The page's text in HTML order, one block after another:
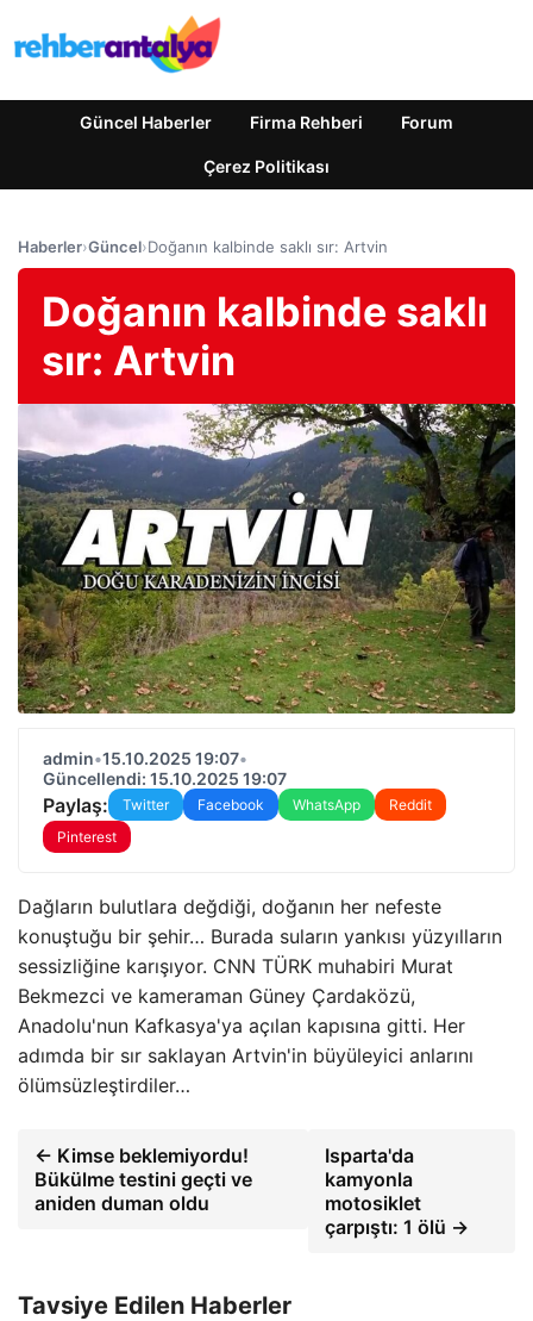
Güncel Haberler Firma Rehberi Forum
Çerez Politikası
Haberler›Güncel›Doğanın kalbinde saklı sır: Artvin
Doğanın kalbinde saklı
sır: Artvin
admin•15.10.2025 19:07•
Güncellendi: 15.10.2025 19:07
Paylaş: Twitter Facebook WhatsApp
Reddit
Pinterest
Dağların bulutlara değdiği, doğanın her nefeste
konuştuğu bir şehir… Burada suların yankısı yüzyılların
sessizliğine karışıyor. CNN TÜRK muhabiri Murat
Bekmezci ve kameraman Güney Çardaközü,
Anadolu'nun Kafkasya'ya açılan kapısına gitti. Her
adımda bir sır saklayan Artvin'in büyüleyici anlarını
ölümsüzleştirdiler…
← Kimse beklemiyordu!
Bükülme testini geçti ve
aniden duman oldu
Isparta'da
kamyonla
motosiklet
çarpıştı: 1 ölü →
Tavsiye Edilen Haberler